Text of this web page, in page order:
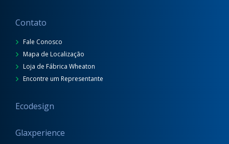
Contato
Fale Conosco
Mapa de Localização
Loja de Fábrica Wheaton
Encontre um Representante
Ecodesign
Glaxperience